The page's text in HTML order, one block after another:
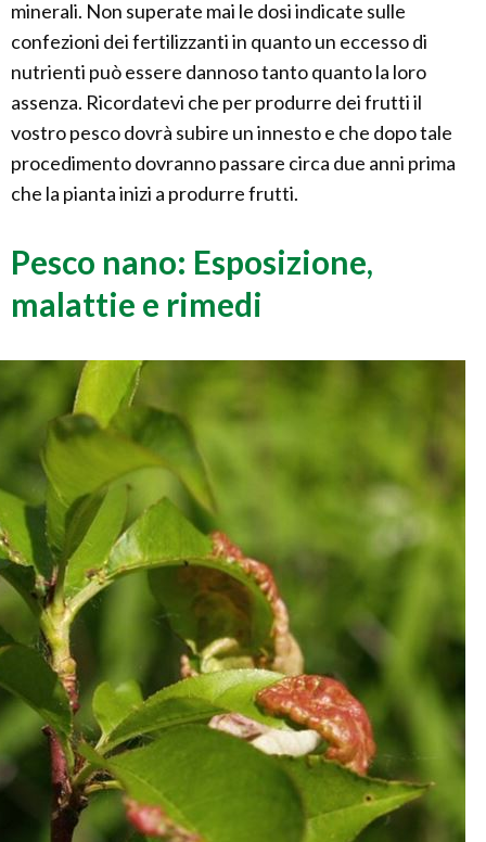
minerali. Non superate mai le dosi indicate sulle
confezioni dei fertilizzanti in quanto un eccesso di
nutrienti può essere dannoso tanto quanto la loro
assenza. Ricordatevi che per produrre dei frutti il
vostro pesco dovrà subire un innesto e che dopo tale
procedimento dovranno passare circa due anni prima
che la pianta inizi a produrre frutti.
Pesco nano: Esposizione,
malattie e rimedi